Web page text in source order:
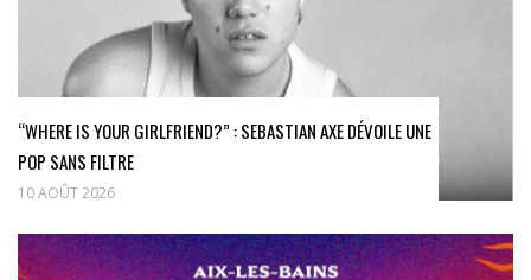
“WHERE IS YOUR GIRLFRIEND?” : SEBASTIAN AXE DÉVOILE UNE
POP SANS FILTRE
10 AOÛT 2026